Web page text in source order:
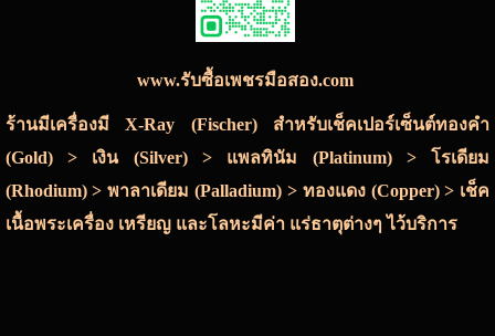
www.รับซื้อเพชรมือสอง.com
ร้านมีเครื่องมี X-Ray (Fischer) สำหรับเช็คเปอร์เซ็นต์ทองคำ
(Gold) > เงิน (Silver) > แพลทินัม (Platinum) > โรเดียม
(Rhodium) > พาลาเดียม (Palladium) > ทองแดง (Copper) > เช็ค
เนื้อพระเครื่อง เหรียญ และโลหะมีค่า แร่ธาตุต่างๆ ไว้บริการ